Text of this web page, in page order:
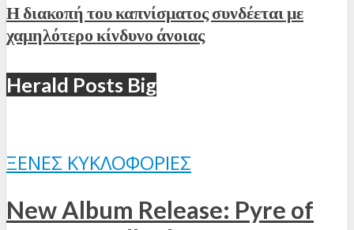
Η διακοπή του καπνίσματος συνδέεται με
χαμηλότερο κίνδυνο άνοιας
Herald Posts Big
ΞΈΝΕΣ ΚΥΚΛΟΦΟΡΊΕΣ
New Album Release: Pyre of